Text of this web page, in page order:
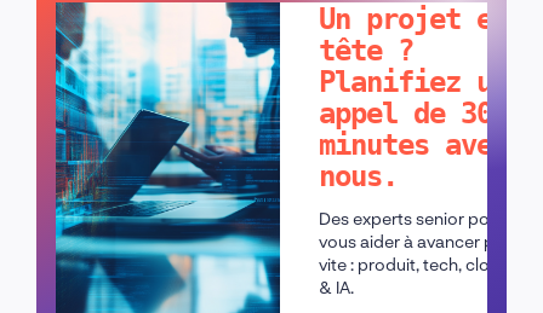
Un projet en
tête ?
Planifiez un
appel de 30
minutes avec
nous.
Des experts senior pour
vous aider à avancer plus
vite : produit, tech, cloud
& IA.